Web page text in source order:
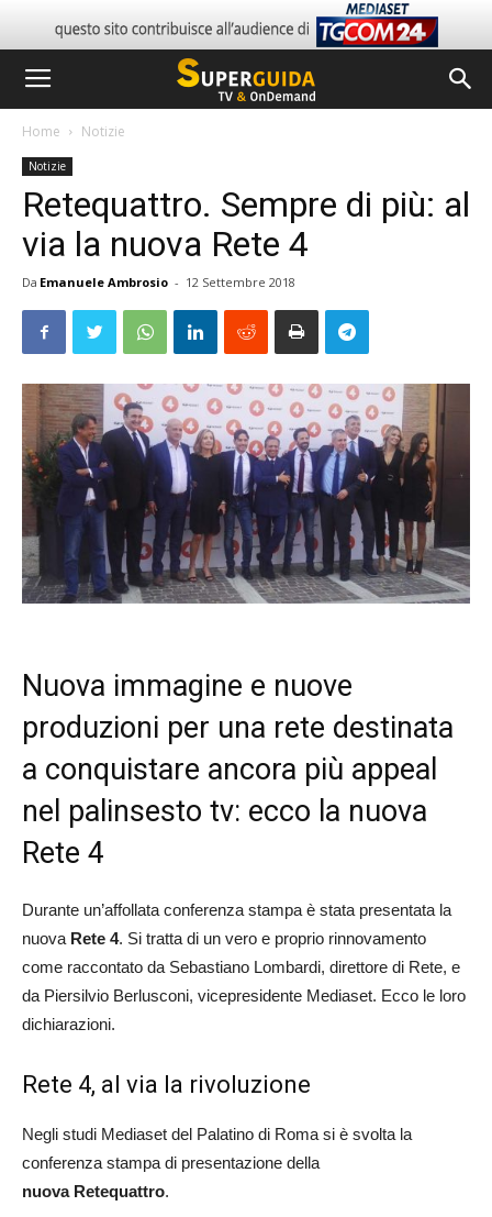
Home Notizie
Notizie
Retequattro. Sempre di più: al
via la nuova Rete 4
Da Emanuele Ambrosio - 12 Settembre 2018
Nuova immagine e nuove
produzioni per una rete destinata
a conquistare ancora più appeal
nel palinsesto tv: ecco la nuova
Rete 4
Durante un’affollata conferenza stampa è stata presentata la
nuova Rete 4. Si tratta di un vero e proprio rinnovamento
come raccontato da Sebastiano Lombardi, direttore di Rete, e
da Piersilvio Berlusconi, vicepresidente Mediaset. Ecco le loro
dichiarazioni.
Rete 4, al via la rivoluzione
Negli studi Mediaset del Palatino di Roma si è svolta la
conferenza stampa di presentazione della
nuova Retequattro.